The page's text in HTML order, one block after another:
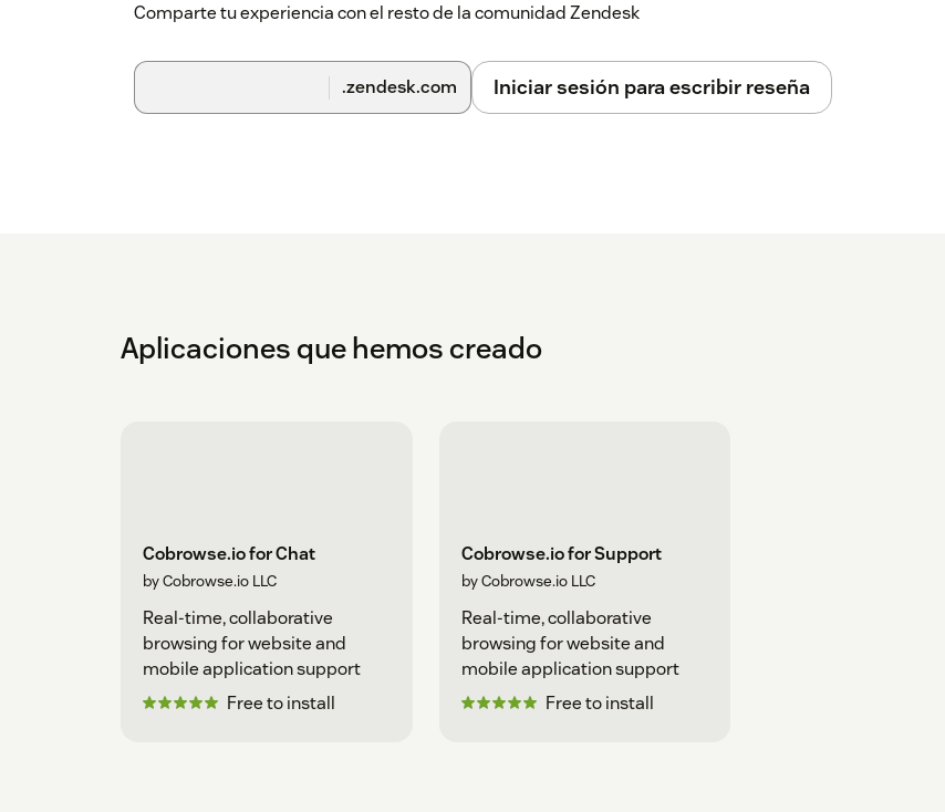
Comparte tu experiencia con el resto de la comunidad Zendesk
.zendesk.com Iniciar sesión para escribir reseña
Aplicaciones que hemos creado
Cobrowse.io for Chat
by Cobrowse.io LLC
Real-time, collaborative
browsing for website and
mobile application support
Free to install
Cobrowse.io for Support
by Cobrowse.io LLC
Real-time, collaborative
browsing for website and
mobile application support
Free to install